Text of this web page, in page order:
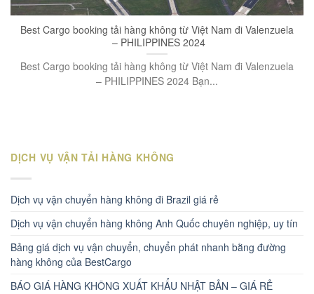
Best Cargo booking tải hàng không từ Việt Nam đi Valenzuela
– PHILIPPINES 2024
Best Cargo booking tải hàng không từ Việt Nam đi Valenzuela
– PHILIPPINES 2024 Bạn...
DỊCH VỤ VẬN TẢI HÀNG KHÔNG
Dịch vụ vận chuyển hàng không đi Brazil giá rẻ
Dịch vụ vận chuyển hàng không Anh Quốc chuyên nghiệp, uy tín
Bảng giá dịch vụ vận chuyển, chuyển phát nhanh bằng đường
hàng không của BestCargo
BÁO GIÁ HÀNG KHÔNG XUẤT KHẨU NHẬT BẢN – GIÁ RẺ